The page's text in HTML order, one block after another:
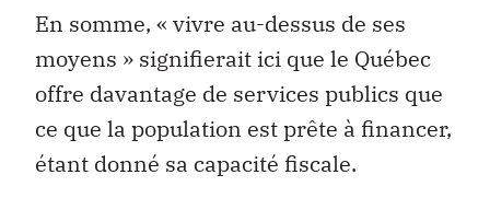
En somme, « vivre au-dessus de ses
moyens » signifierait ici que le Québec
offre davantage de services publics que
ce que la population est prête à financer,
étant donné sa capacité fiscale.